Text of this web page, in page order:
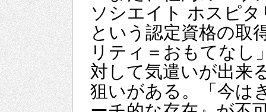
ソシエイト ホスピ
という認定資格の取
リティ＝おもてなし
対して気遣いが出来
狙いがある。「今は